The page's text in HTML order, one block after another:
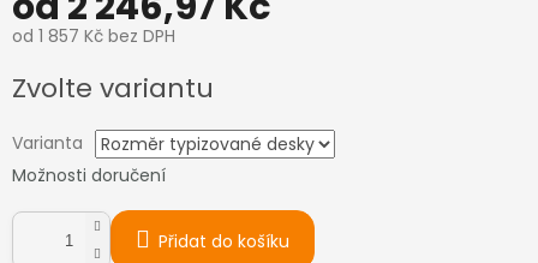
od 1 857 Kč bez DPH
cena:
Zvolte variantu
Varianta
Možnosti doručení
Přidat do košíku